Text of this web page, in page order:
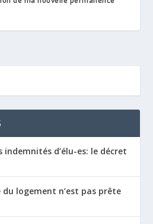
indemnités d’élu-es: le décret
du logement n’est pas prête